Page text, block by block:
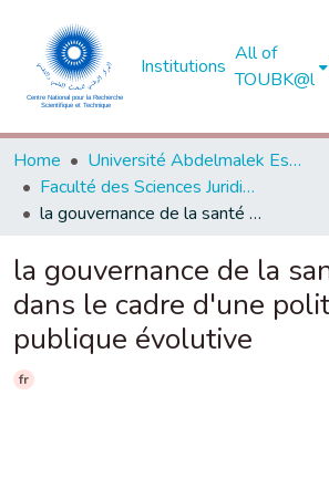
Institutions
All of
TOUBK@l
Home
Université Abdelmalek Essaadi - Tétouan
Faculté des Sciences Juridiques, Economiques et Sociales - Tanger
la gouvernance de la santé au Maroc dans le cadre d'une politique publique évolutive
la gouvernance de la
dans le cadre d'une
publique évolutive
fr